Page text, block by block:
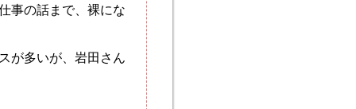
事の話まで、裸にな
が多いが、岩田さん